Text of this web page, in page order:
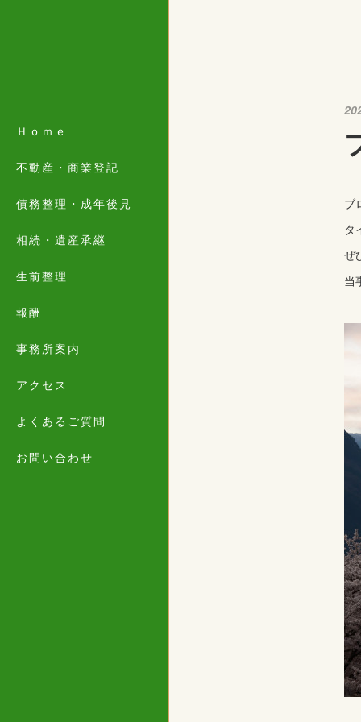
Ｈｏｍｅ
不動産・商業登記
債務整理・成年後見
相続・遺産承継
生前整理
報酬
事務所案内
アクセス
よくあるご質問
お問い合わせ
ブ
タ
ぜ
当